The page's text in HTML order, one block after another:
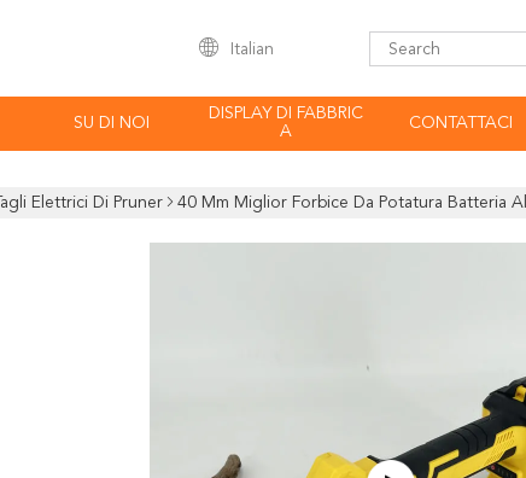
Italian
SU DI NOI
DISPLAY DI FABBRIC
A
CONTATTACI
Tagli Elettrici Di Pruner 40 Mm Miglior Forbice Da Potatura Batteria